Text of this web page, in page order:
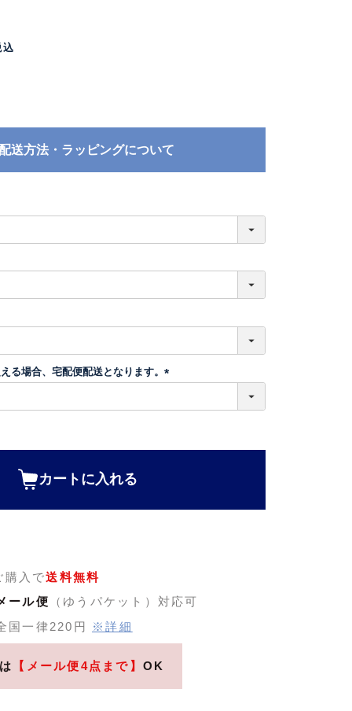
込
配送方法・ラッピングについて
る場合、宅配便配送となります。
カートに入れる
購入で送料無料
ール便
（ゆうパケット）対応可
国一律220円
※詳細
【メール便4点まで】 OK